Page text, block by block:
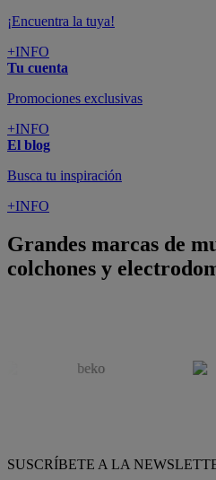
¡Encuentra la tuya!
+INFO
Tu cuenta
Promociones exclusivas
+INFO
El blog
Busca tu inspiración
+INFO
Grandes marcas de
colchones y
SUSCRÍBETE A LA